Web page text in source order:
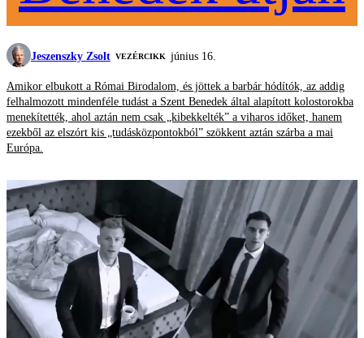
Jeszenszky Zsolt VEZÉRCIKK június 16.
Amikor elbukott a Római Birodalom, és jöttek a barbár hódítók, az addig
felhalmozott mindenféle tudást a Szent Benedek által alapított kolostorokba
menekítették, ahol aztán nem csak „kibekkelték” a viharos időket, hanem
ezekből az elszórt kis „tudásközpontokból” szökkent aztán szárba a mai
Európa.